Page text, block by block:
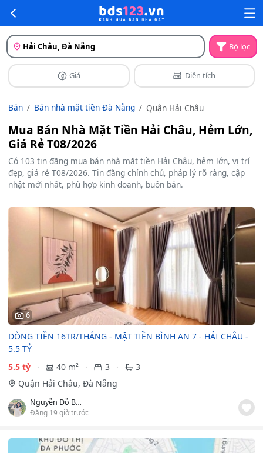
Hải Châu, Đà Nẵng Bộ lọc
Giá Diện tích
Bán Bán nhà mặt tiền Đà Nẵng Quận Hải Châu
Mua Bán Nhà Mặt Tiền Hải Châu, Hẻm Lớn,
Giá Rẻ T08/2026
Có 103 tin đăng mua bán nhà mặt tiền Hải Châu, hẻm lớn, vị trí
đẹp, giá rẻ T08/2026. Tin đăng chính chủ, pháp lý rõ ràng, cập
nhật mới nhất, phù hợp kinh doanh, buôn bán.
6
DÒNG TIỀN 16TR/THÁNG - MẶT TIỀN BÌNH AN 7 - HẢI CHÂU -
5.5 TỶ
5.5 tỷ
40 m² 3
3
Quận Hải Châu, Đà Nẵng
Nguyễn Đỗ Bảo Ngân
Đăng 19 giờ trước